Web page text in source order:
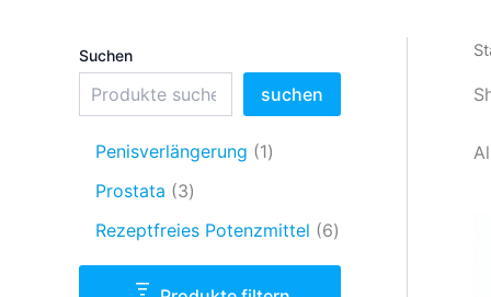
Suchen
suchen
Penisverlängerung 11
o
Prostata 33
r
o
Rezeptfreies Potenzmittel 66